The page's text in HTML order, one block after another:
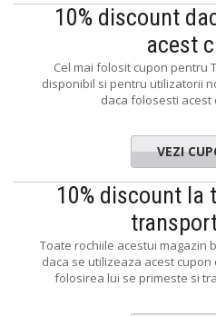
10% discount
acest
Cel mai folosit cupon pentru
disponibil si pentru utilizatorii
daca folosesti acest
VEZI
10% discount la
Toate rochiile acestui magazin
daca se utilizeaza acest
folosirea lui se primeste si